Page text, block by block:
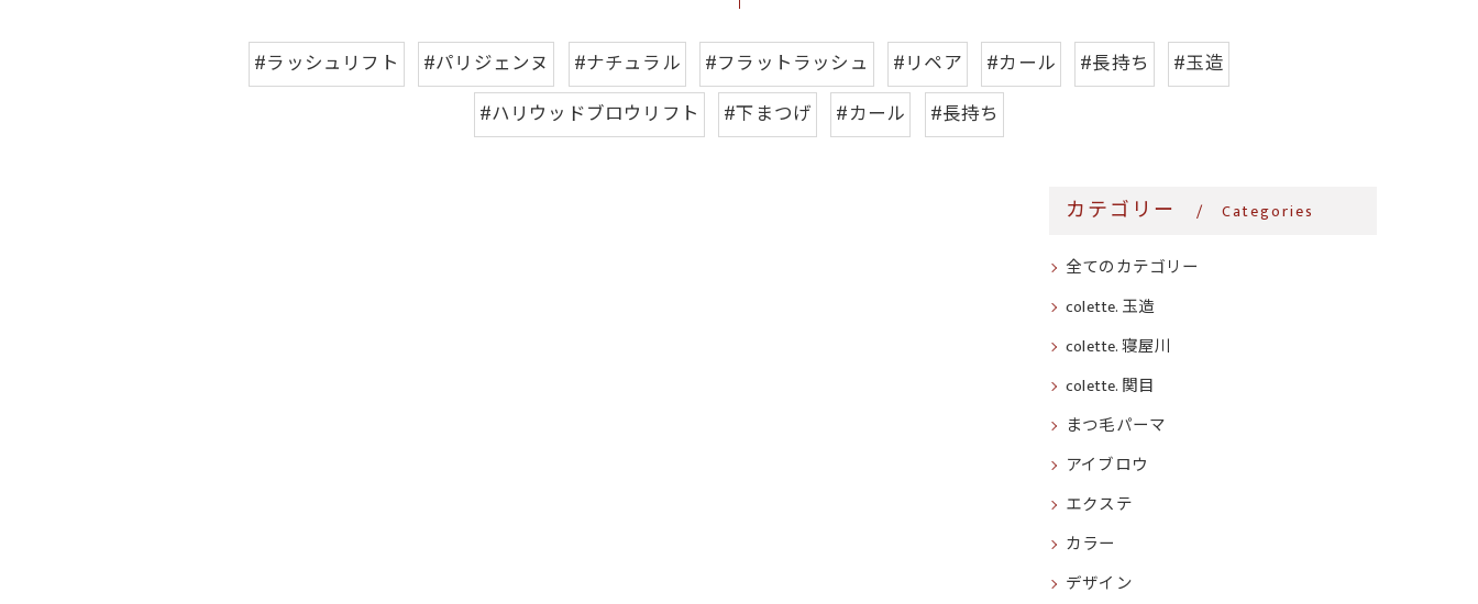
#ラッシュリフト #パリジェンヌ #ナチュラル #フラットラッシュ #リペア #カール #長持ち
#玉造
#ハリウッドブロウリフト
#下まつげ #カール #長持ち
カテゴリー Categories
全てのカテゴリー
colette. 玉造
colette. 寝屋川
colette. 関目
まつ毛パーマ
アイブロウ
エクステ
カラー
デザイン